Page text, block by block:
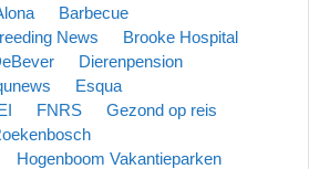
Barbecue
News
Brooke Hospital
Dierenpension
Esqua
FNRS
Gezond op reis
Hogenboom Vakantieparken